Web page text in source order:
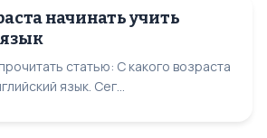
начинать учить
статью: С какого возраста
язык. Сег...